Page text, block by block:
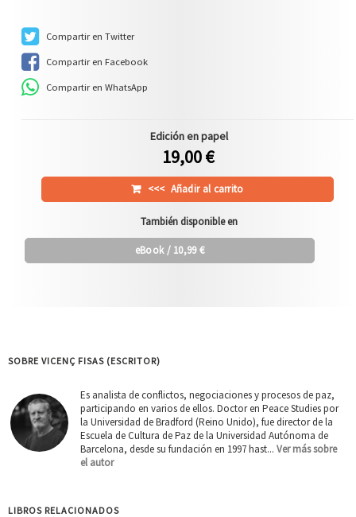
Compartir en Twitter
Compartir en Facebook
Compartir en WhatsApp
Edición en papel
19,00 €
<<< Añadir al carrito
También disponible en
eBook/ 10,99 €
SOBRE VICENÇ FISAS (ESCRITOR)
Es analista de conflictos, negociaciones y procesos de paz,
participando en varios de ellos. Doctor en Peace Studies por
la Universidad de Bradford (Reino Unido), fue director de la
Escuela de Cultura de Paz de la Universidad Autónoma de
Barcelona, desde su fundación en 1997 hast... Ver más sobre
el autor
LIBROS RELACIONADOS